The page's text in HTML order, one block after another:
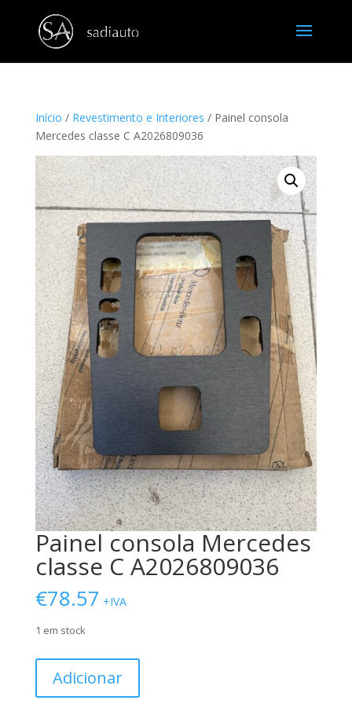
Início / Revestimento e Interiores / Painel consola
Mercedes classe C A2026809036
Painel consola Mercedes
classe C A2026809036
€78.57 +IVA
1 em stock
Adicionar